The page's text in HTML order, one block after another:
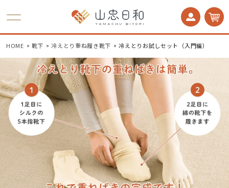
HOME 靴下 冷えとり重ね履き靴下 冷えとりお試しセット（入門編）